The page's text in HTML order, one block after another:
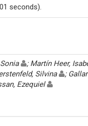
seconds).
; Martín Heer,
Silvina ;
Ezequiel